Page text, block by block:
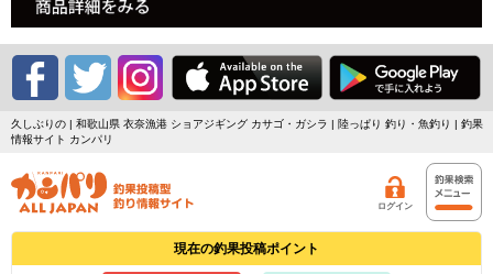
久しぶりの | 和歌山県 衣奈漁港 ショアジギング カサゴ・ガシラ | 陸っぱり 釣り・魚釣り | 釣果
情報サイト カンパリ
ログイン
現在の釣果投稿ポイント